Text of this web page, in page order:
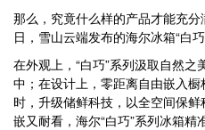
那么，究竟什么样的产品才能充
日，雪山云端发布的海尔冰箱“白
在外观上，“白巧”系列汲取自然
中；在设计上，零距离自由嵌入
时，升级储鲜科技，以全空间保
嵌又耐看，海尔“白巧”系列冰箱精